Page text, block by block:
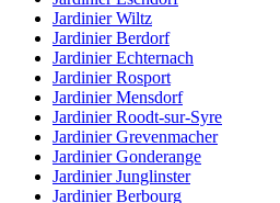
Jardinier Wiltz
Jardinier Berdorf
Jardinier Echternach
Jardinier Rosport
Jardinier Mensdorf
Jardinier Roodt-sur-Syre
Jardinier Grevenmacher
Jardinier Gonderange
Jardinier Junglinster
Jardinier Berbourg